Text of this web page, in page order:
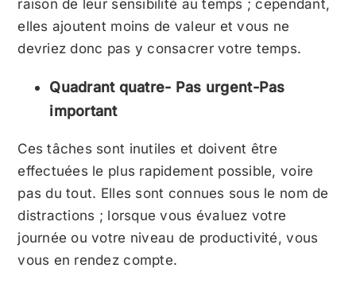
raison de leur sensibilité au temps ; cependant,
elles ajoutent moins de valeur et vous ne
devriez donc pas y consacrer votre temps.
Quadrant quatre- Pas urgent-Pas
important
Ces tâches sont inutiles et doivent être
effectuées le plus rapidement possible, voire
pas du tout. Elles sont connues sous le nom de
distractions ; lorsque vous évaluez votre
journée ou votre niveau de productivité, vous
vous en rendez compte.